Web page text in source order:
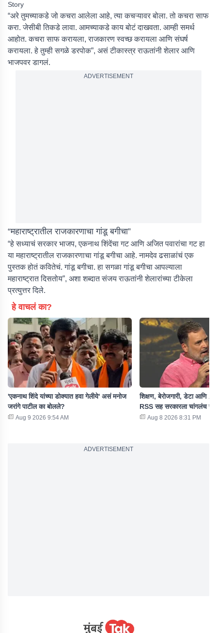
Story
“अरे तुमच्याकडे जो कचरा आलेला आहे, त्या कचऱ्यावर बोला. तो कचरा साफ
करा. जेसीबी तिकडे लावा. आमच्याकडे काय बोटं दाखवता. आम्ही समर्थ
आहोत. कचरा साफ करायला, राजकारण स्वच्छ करायला आणि संघर्ष
करायला. हे तुम्ही सगळे डरपोक”, असं टीकास्त्र राऊतांनी शेलार आणि
भाजपवर डागलं.
ADVERTISEMENT
“महाराष्ट्रातील राजकारणाचा गांडू बगीचा”
“हे सध्याचं सरकार भाजप, एकनाथ शिंदेंचा गट आणि अजित पवारांचा गट हा
या महाराष्ट्रातील राजकारणाचा गांडू बगीचा आहे. नामदेव ढसाळांचं एक
पुस्तक होतं कवितेचं. गांडू बगीचा. हा सगळा गांडू बगीचा आपल्याला
महाराष्ट्रात दिसतोय”, अशा शब्दात संजय राऊतांनी शेलारांच्या टीकेला
प्रत्युत्तर दिले.
हे वाचलं का?
'एकनाथ शिंदे यांच्या डोक्यात हवा गेलीये' असं मनोज
जरांगे पाटील का बोलले?
Aug 9 2026 9:54 AM
शिक्षण, बेरोजगारी, डेटा आणि
RSS सह सरकारला चांगलंच
Aug 8 2026 8:31 PM
ADVERTISEMENT